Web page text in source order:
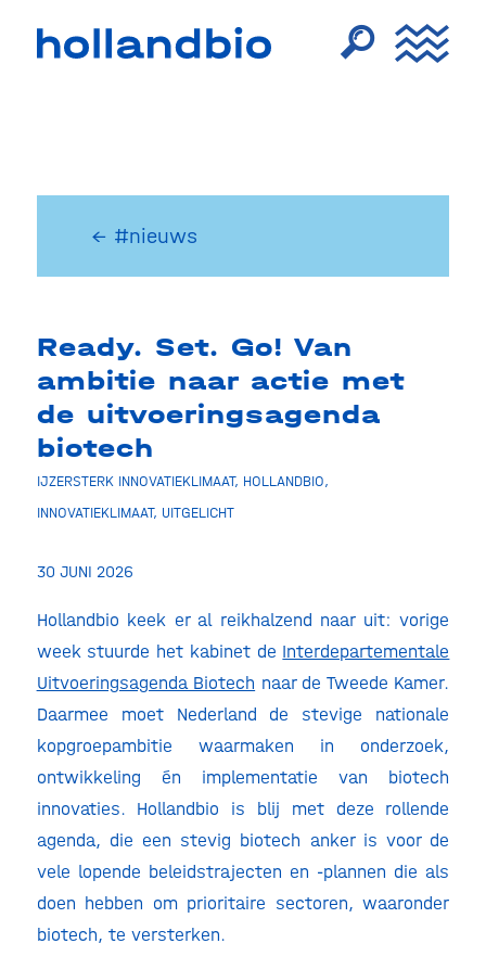
← #nieuws
Ready. Set. Go! Van
ambitie naar actie met
de uitvoeringsagenda
biotech
IJZERSTERK INNOVATIEKLIMAAT, HOLLANDBIO,
INNOVATIEKLIMAAT, UITGELICHT
30 JUNI 2026
Hollandbio keek er al reikhalzend naar uit: vorige
week stuurde het kabinet de Interdepartementale
Uitvoeringsagenda Biotech naar de Tweede Kamer.
Daarmee moet Nederland de stevige nationale
kopgroepambitie waarmaken in onderzoek,
ontwikkeling én implementatie van biotech
innovaties. Hollandbio is blij met deze rollende
agenda, die een stevig biotech anker is voor de
vele lopende beleidstrajecten en -plannen die als
doen hebben om prioritaire sectoren, waaronder
biotech, te versterken.